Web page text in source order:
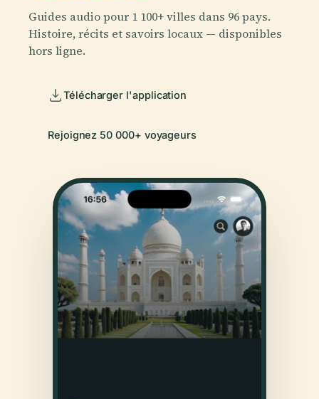
Guides audio pour 1 100+ villes dans 96 pays.
Histoire, récits et savoirs locaux — disponibles
hors ligne.
Télécharger l'application
Rejoignez 50 000+ voyageurs